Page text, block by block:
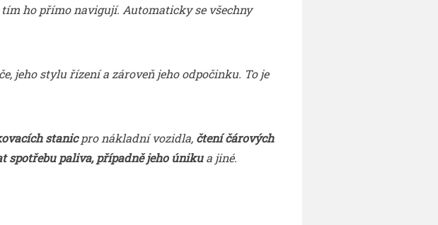
ho přímo navigují. Automaticky se všechny
jeho stylu řízení a zároveň jeho odpočinku. To je
stanicpro nákladní vozidla, čtení čárových
spotřebu paliva, případně jeho únikua jiné.